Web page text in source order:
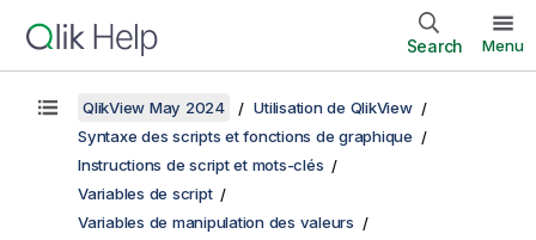
Search Menu
QlikView May 2024
Utilisation de QlikView
Syntaxe des scripts et fonctions de graphique
Instructions de script et mots-clés
Variables de script
Variables de manipulation des valeurs